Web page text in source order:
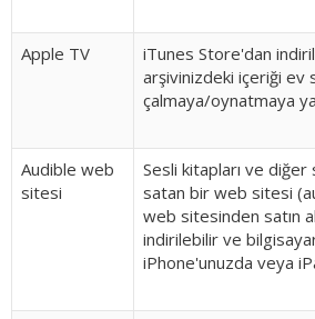
Apple TV
iTunes Store'dan
arşivinizdeki içeriği ev
çalmaya/oynatmaya
Audible web
sitesi
Sesli kitapları ve diğer
satan bir web sitesi
web sitesinden satın
indirilebilir ve
iPhone'unuzda veya